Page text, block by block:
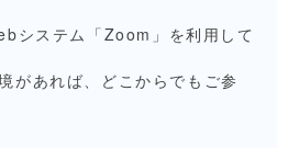
システム「Zoom」を利用して
があれば、どこからでもご参